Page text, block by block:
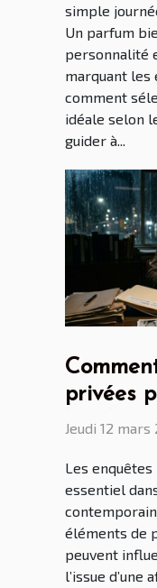
simple
Un parfum
personnalité
marquant les
comment
idéale selon
guider à...
privées
les
Jeudi 12 mars
Les
essentiel
éléments de
peuvent
l’issue d’une